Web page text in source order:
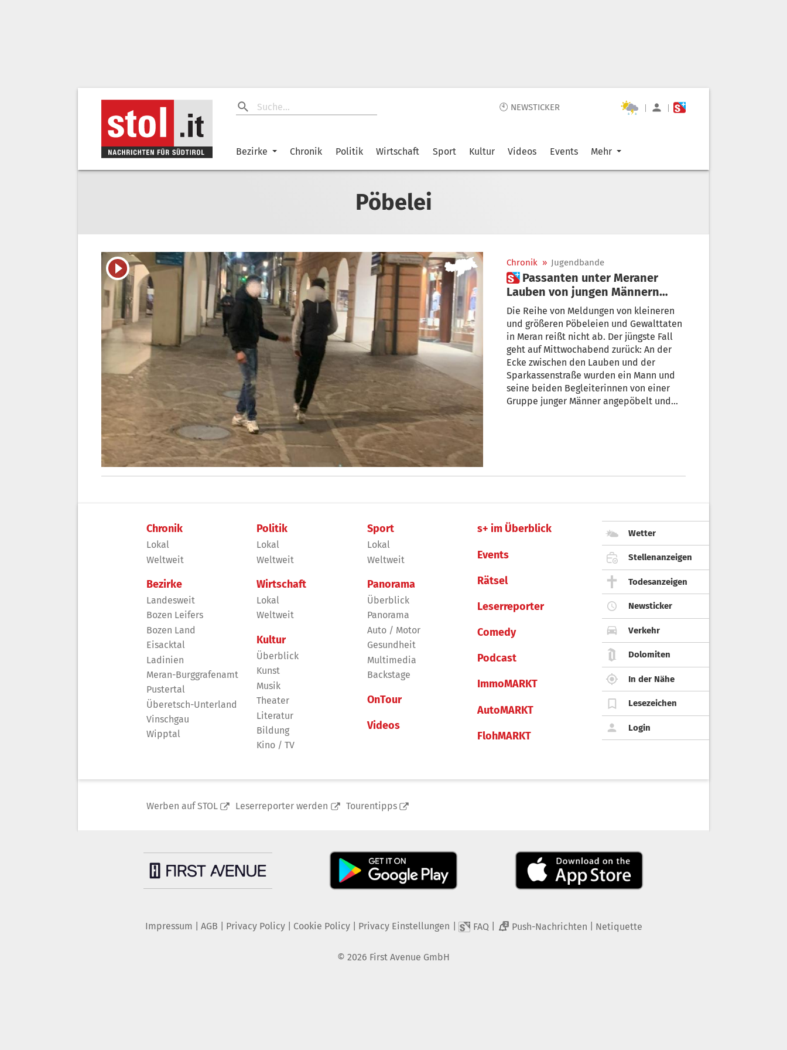
🕙 NEWSTICKER | |
Bezirke Chronik Politik Wirtschaft Sport Kultur Videos Events Mehr
Pöbelei
Chronik » Jugendbande
 Passanten unter Meraner
Lauben von jungen Männern
angegriffen
Die Reihe von Meldungen von kleineren
und größeren Pöbeleien und Gewalttaten
in Meran reißt nicht ab. Der jüngste Fall
geht auf Mittwochabend zurück: An der
Ecke zwischen den Lauben und der
Sparkassenstraße wurden ein Mann und
seine beiden Begleiterinnen von einer
Gruppe junger Männer angepöbelt und
Chronik
Lokal
Weltweit
Bezirke
Landesweit
Bozen Leifers
Bozen Land
Eisacktal
Ladinien
Meran-Burggrafenamt
Pustertal
Überetsch-Unterland
Vinschgau
Wipptal
Politik
Lokal
Weltweit
Wirtschaft
Lokal
Weltweit
Kultur
Überblick
Kunst
Musik
Theater
Literatur
Bildung
Kino / TV
Sport
Lokal
Weltweit
Panorama
Überblick
Panorama
Auto / Motor
Gesundheit
Multimedia
Backstage
OnTour
Videos
s+ im Überblick
Events
Rätsel
Leserreporter
Comedy
Podcast
ImmoMARKT
AutoMARKT
FlohMARKT
Wetter
Stellenanzeigen
Todesanzeigen
Newsticker
Verkehr
Dolomiten
In der Nähe
Lesezeichen
Login
Werben auf STOL Leserreporter werden Tourentipps
Impressum AGB Privacy Policy| Cookie Policy| Privacy Einstellungen FAQ 2 Push-Nachrichten Netiquette
© 2026 First Avenue GmbH